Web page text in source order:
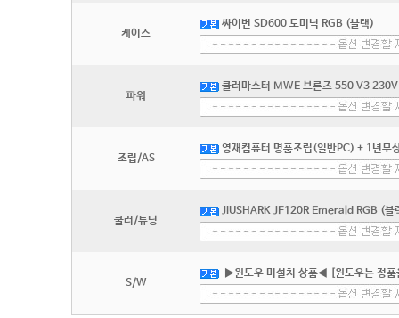
케이스
싸이번 SD600 도미닉 RGB (블랙)
파워
쿨러마스터 MWE 브론즈 550 V3
조립/AS
영재컴퓨터 명품조립(일반PC) + 1년무
쿨러/튜닝
JIUSHARK JF120R Emerald RGB (블
S/W
▶윈도우 미설치 상품◀ [윈도우는 정